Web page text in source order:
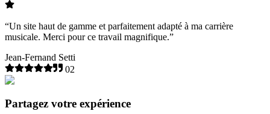
“Un site haut de gamme et parfaitement adapté à ma carrière
musicale. Merci pour ce travail magnifique.”
Jean-Fernand Setti
02
Partagez votre expérience